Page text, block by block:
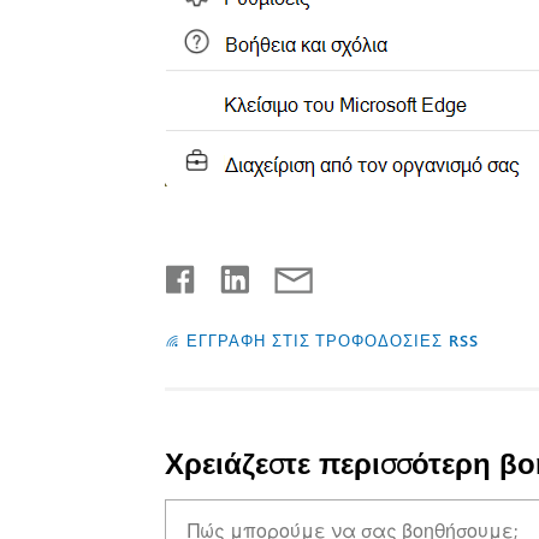
ΕΓΓΡΑΦΗ ΣΤΙΣ ΤΡΟΦΟΔΟΣΙΕΣ RSS
Χρειάζεστε περισσότερη